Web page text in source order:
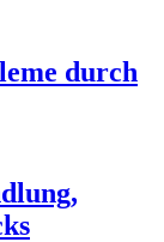
durch